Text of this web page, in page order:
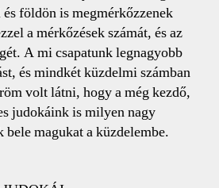
földön is megmérkőzzenek
a mérkőzések számát, és az
A mi csapatunk legnagyobb
és mindkét küzdelmi számban
volt látni, hogy a még kezdő,
judokáink is milyen nagy
bele magukat a küzdelembe.